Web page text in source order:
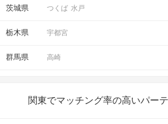
茨城県 つくば 水戸
栃木県 宇都宮
群馬県 高崎
関東でマッチング率の高いパー